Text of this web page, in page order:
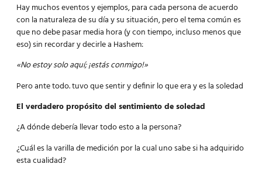
Hay muchos eventos y ejemplos, para cada persona de acuerdo
con la naturaleza de su día y su situación, pero el tema común es
que no debe pasar media hora (y con tiempo, incluso menos que
eso) sin recordar y decirle a Hashem:
«No estoy solo aquí; ¡estás conmigo!»
Pero ante todo. tuvo que sentir y definir lo que era y es la soledad
El verdadero propósito del sentimiento de soledad
¿A dónde debería llevar todo esto a la persona?
¿Cuál es la varilla de medición por la cual uno sabe si ha adquirido
esta cualidad?